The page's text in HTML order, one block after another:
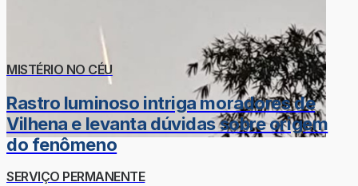
MISTÉRIO NO CÉU
Rastro luminoso intriga moradores de
Vilhena e levanta dúvidas sobre origem
do fenômeno
SERVIÇO PERMANENTE